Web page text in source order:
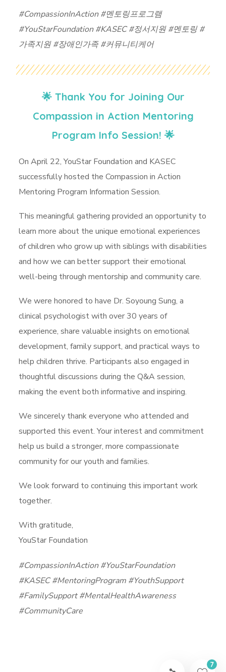
#CompassionInAction #멘토링프로그램
#YouStarFoundation #KASEC #정서지원 #멘토링 #
가족지원 #장애인가족 #커뮤니티케어
🌟 Thank You for Joining Our
Compassion in Action Mentoring
Program Info Session! 🌟
On April 22, YouStar Foundation and KASEC
successfully hosted the Compassion in Action
Mentoring Program Information Session.
This meaningful gathering provided an opportunity to
learn more about the unique emotional experiences
of children who grow up with siblings with disabilities
and how we can better support their emotional
well-being through mentorship and community care.
We were honored to have Dr. Soyoung Sung, a
clinical psychologist with over 30 years of
experience, share valuable insights on emotional
development, family support, and practical ways to
help children thrive. Participants also engaged in
thoughtful discussions during the Q&A session,
making the event both informative and inspiring.
We sincerely thank everyone who attended and
supported this event. Your interest and commitment
help us build a stronger, more compassionate
community for our youth and families.
We look forward to continuing this important work
together.
With gratitude,
YouStar Foundation
#CompassionInAction #YouStarFoundation
#KASEC #MentoringProgram #YouthSupport
#FamilySupport #MentalHealthAwareness
#CommunityCare
7